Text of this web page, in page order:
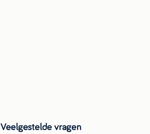
Veelgestelde vragen